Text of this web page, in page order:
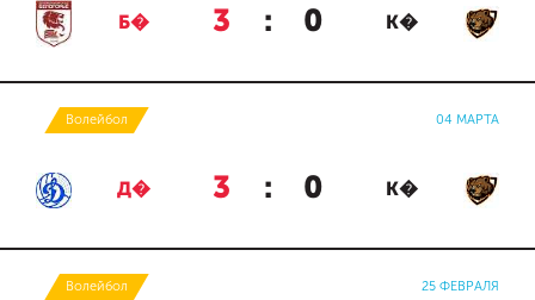
Б� 3 : 0 К�
Волейбол 04 МАРТА
Д� 3 : 0 К�
Волейбол 25 ФЕВРАЛЯ